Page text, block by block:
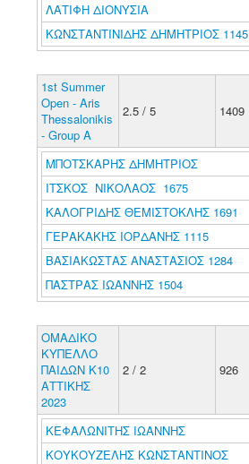
ΛΑΤΙΦΗ ΔΙΟΝΥΣΙΑ
ΚΩΝΣΤΑΝΤΙΝΙΔΗΣ ΔΗΜΗΤΡΙΟΣ 1145
1st Summer
Open - Aris
Thessalonikis
- Group A
2.5 / 5 1409
ΜΠΟΤΣΚΑΡΗΣ ΔΗΜΗΤΡΙΟΣ
ΙΤΣΚΟΣ ΝΙΚΟΛΑΟΣ 1675
ΚΑΛΟΓΡΙΔΗΣ ΘΕΜΙΣΤΟΚΛΗΣ 1691
ΓΕΡΑΚΑΚΗΣ ΙΟΡΔΑΝΗΣ 1115
ΒΑΣΙΑΚΩΣΤΑΣ ΑΝΑΣΤΑΣΙΟΣ 1284
ΠΑΣΤΡΑΣ ΙΩΑΝΝΗΣ 1504
ΟΜΑΔΙΚΟ
ΚΥΠΕΛΛΟ
ΠΑΙΔΩΝ Κ10
ΑΤΤΙΚΗΣ
2023
2 / 2 926
ΚΕΦΑΛΩΝΙΤΗΣ ΙΩΑΝΝΗΣ
ΚΟΥΚΟΥΖΕΛΗΣ ΚΩΝΣΤΑΝΤΙΝΟΣ